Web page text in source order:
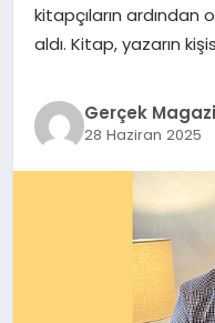
EKONOMI
kitapçıların
aldı. Kitap, yazarın
Gerçek
28 Haziran 2025